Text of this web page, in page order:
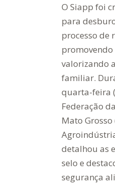
O Siapp foi
para
processo de
valorizando
familiar.
quarta-feira
Federação
Mato
detalhou as
selo e
segurança